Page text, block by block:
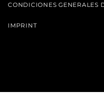
CONDICIONES GENERALES
IMPRINT